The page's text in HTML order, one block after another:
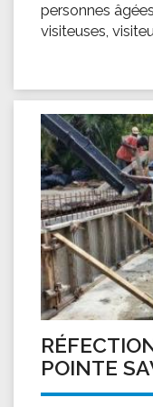
personnes
visiteuses,
POINTE